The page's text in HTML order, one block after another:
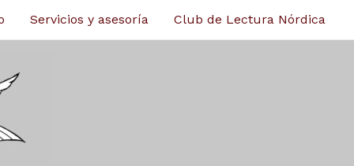
Servicios y asesoría Club de Lectura Nórdica